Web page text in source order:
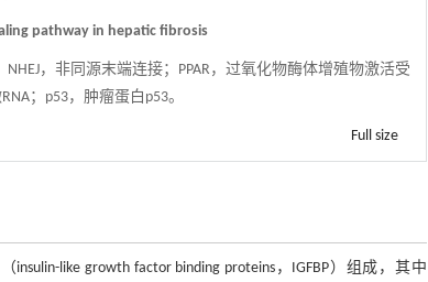
pathway in hepatic fibrosis
，非同源末端连接；PPAR，过氧化物酶体增殖物激活受
；p53，肿瘤蛋白p53。
Full size
like growth factor binding proteins，IGFBP）组成，其中